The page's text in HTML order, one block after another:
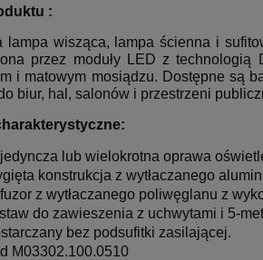
:
lampa wisząca, lampa ścienna i
przez moduły LED z technologią
i matowym mosiądzu. Dostępne są
biur, hal, salonów i przestrzeni
lub wielokrotna oprawa
konstrukcja z wytłaczanego
z wytłaczanego poliwęglanu z
do zawieszenia z uchwytami i 5-
bez podsufitki zasilającej.
M03302.100.0510